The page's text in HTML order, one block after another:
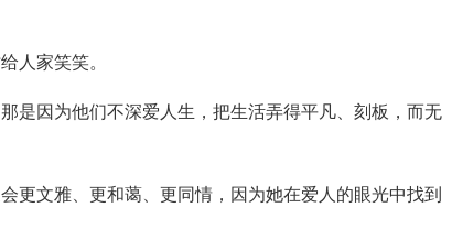
人家笑笑。
是因为他们不深爱人生，把生活弄得平凡、刻板，而无
更文雅、更和蔼、更同情，因为她在爱人的眼光中找到